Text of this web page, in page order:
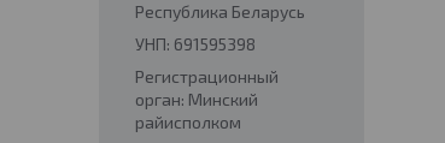
Республика Беларусь
УНП: 691595398
Регистрационный
орган: Минский
райисполком